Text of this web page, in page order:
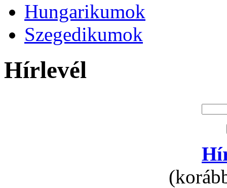
Hungarikumok
Szegedikumok
Hírlevél